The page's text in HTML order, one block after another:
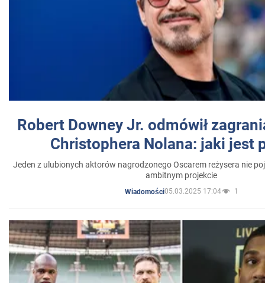
Robert Downey Jr. odmówił
Christophera Nolana: jaki jest
Jeden z ulubionych aktorów nagrodzonego Oscarem reżysera nie
ambitnym projekcie
Wiadomości05.03.2025 17:04 1